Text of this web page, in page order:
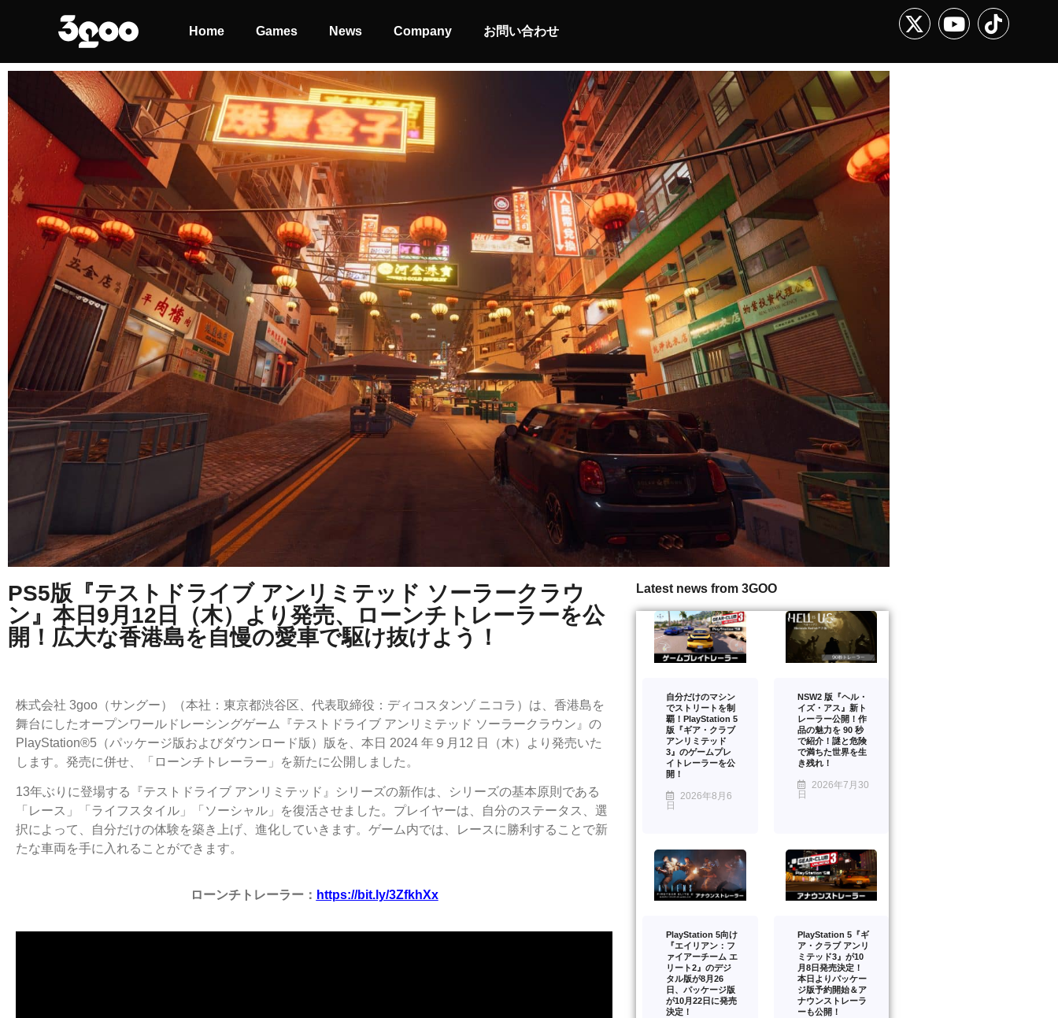
Home Games News Company お問い合わせ
PS5版『テストドライブ アンリミテッド ソーラークラウ
ン』本日9月12日（木）より発売、ローンチトレーラーを公
開！広大な香港島を自慢の愛車で駆け抜けよう！
株式会社 3goo（サングー）（本社：東京都渋谷区、代表取締役：ディコスタンゾ ニコラ）は、香港島を
舞台にしたオープンワールドレーシングゲーム『テストドライブ アンリミテッド ソーラークラウン』の
PlayStation®5（パッケージ版およびダウンロード版）版を、本日 2024 年９月12 日（木）より発売いた
します。発売に併せ、「ローンチトレーラー」を新たに公開しました。
13年ぶりに登場する『テストドライブ アンリミテッド』シリーズの新作は、シリーズの基本原則である
「レース」「ライフスタイル」「ソーシャル」を復活させました。プレイヤーは、自分のステータス、選
択によって、自分だけの体験を築き上げ、進化していきます。ゲーム内では、レースに勝利することで新
たな車両を手に入れることができます。
ローンチトレーラー： https://bit.ly/3ZfkhXx
Latest news from 3GOO
自分だけのマシン
でストリートを制
覇！PlayStation 5
版『ギア・クラブ
アンリミテッド
3』のゲームプレ
イトレーラーを公
開！
2026年8月6
日
NSW2 版『ヘル・
イズ・アス』新ト
レーラー公開！作
品の魅力を 90 秒
で紹介！謎と危険
で満ちた世界を生
き残れ！
2026年7月30
日
PlayStation 5向け
『エイリアン：フ
ァイアーチーム エ
リート2』のデジ
タル版が8月26
日、パッケージ版
が10月22日に発売
決定！
PlayStation 5『ギ
ア・クラブ アンリ
ミテッド3』が10
月8日発売決定！
本日よりパッケー
ジ版予約開始＆ア
ナウンストレーラ
ーも公開！